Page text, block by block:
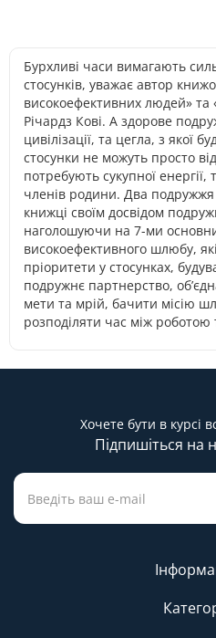
Бурхливі часи вимагають
стосунків, уважає автор
високоефективних людей» та
Річардз Кові. А здорове
цивілізації, та цегла, з якої
стосунки не можуть просто
потребують сукупної енергії,
членів родини. Два подружжя
книжці своїм досвідом
наголошуючи на 7-ми
високоефективного шлюбу,
пріоритети у стосунках,
подружнє партнерство,
мети та мрій, бачити місію
розподіляти час між
Хочете бути в курсі
Підпишіться на